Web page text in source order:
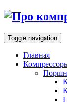
Toggle navigation
Главная